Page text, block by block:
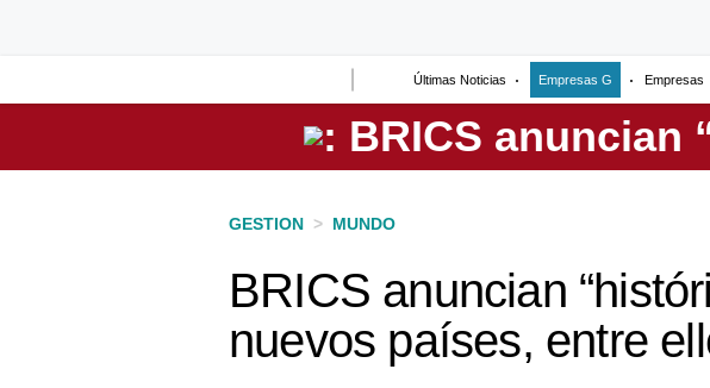
Últimas Noticias Empresas G Empresas
Perú
GESTION > MUNDO
BRICS anuncian
nuevos países, entre